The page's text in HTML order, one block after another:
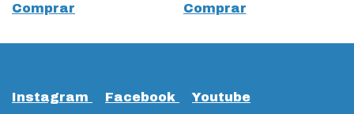
Comprar
Comprar
Instagram Facebook Youtube